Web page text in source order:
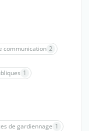
communication 2
1
de gardiennage 1